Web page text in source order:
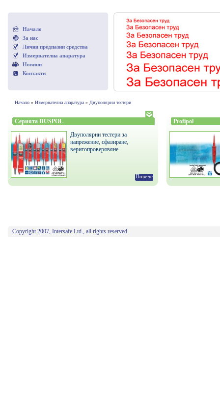
Начало
За нас
Лични предпазни средства
Измервателна апаратура
Новини
Контакти
Начало » Измервателна апаратура » Двуполярни тестери
Серията DUSPOL
Двуполярни тестери за
напрежение, сфазиране,
веригопроверявяне
Повече
Profipol
Copyright 2007, Intersafe Ltd., all rights reserved